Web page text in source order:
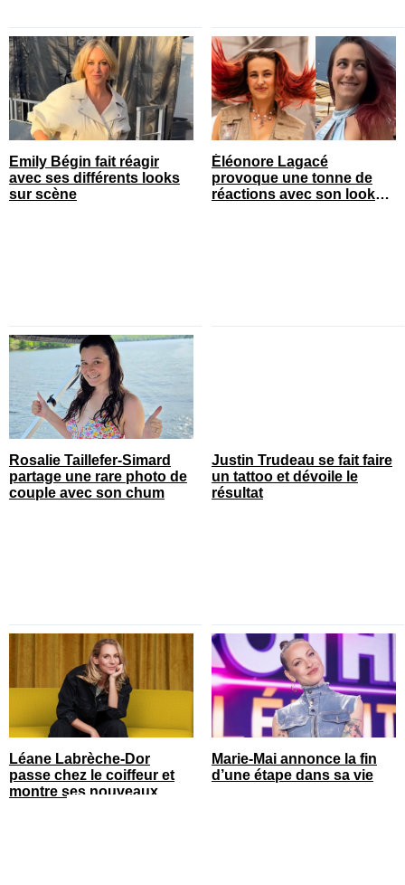
Emily Bégin fait réagir
avec ses différents looks
sur scène
Éléonore Lagacé
provoque une tonne de
réactions avec son look
Rosalie Taillefer-Simard
partage une rare photo de
couple avec son chum
Justin Trudeau se fait faire
un tattoo et dévoile le
résultat
Léane Labrèche-Dor
passe chez le coiffeur et
montre ses nouveaux
Marie-Mai annonce la fin
d’une étape dans sa vie